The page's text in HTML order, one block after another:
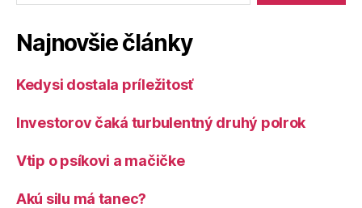
Najnovšie články
Kedysi dostala príležitosť
Investorov čaká turbulentný druhý polrok
Vtip o psíkovi a mačičke
Akú silu má tanec?